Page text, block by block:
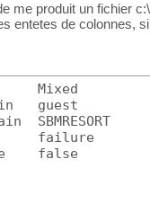
me produit un fichier
entetes de colonnes,